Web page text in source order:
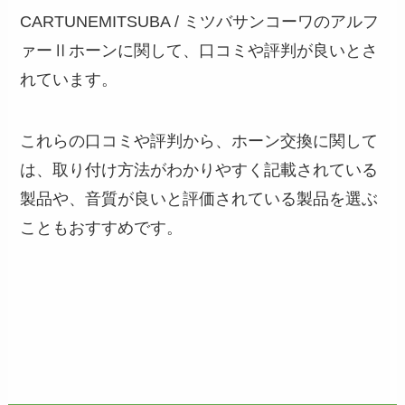
CARTUNEMITSUBA / ミツバサンコーワのアルフ
ァーⅡホーンに関して、口コミや評判が良いとさ
れています。
これらの口コミや評判から、ホーン交換に関して
は、取り付け方法がわかりやすく記載されている
製品や、音質が良いと評価されている製品を選ぶ
こともおすすめです。